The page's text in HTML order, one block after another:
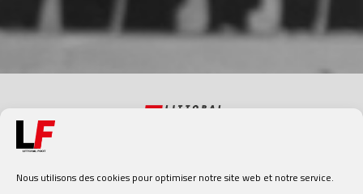
Nous utilisons des cookies pour optimiser notre site web et notre service.